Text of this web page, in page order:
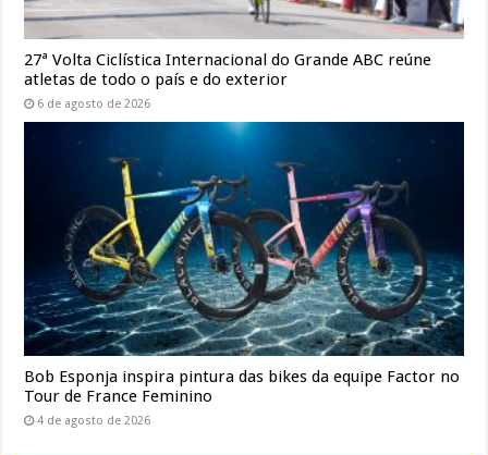
27ª Volta Ciclística Internacional do Grande ABC reúne
atletas de todo o país e do exterior
6 de agosto de 2026
Bob Esponja inspira pintura das bikes da equipe Factor no
Tour de France Feminino
4 de agosto de 2026